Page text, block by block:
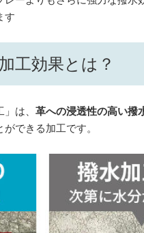
す
工効果とは？
は、 革への浸透性の高い撥
できる加工です。